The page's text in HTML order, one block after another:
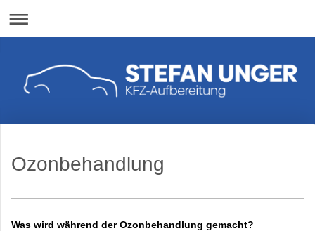
Ozonbehandlung
Was wird während der Ozonbehandlung gemacht?